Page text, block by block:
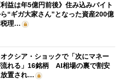
利益は年5億円前後》住み込みバイト
“ギガ大家さん”となった資産200億
税理…
クシア・ショックで「次にマネー
れる」16銘柄 AI相場の裏で割安
放置され…